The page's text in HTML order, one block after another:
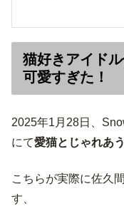
猫好きアイド
可愛すぎた！
2025年1月28日、
にて愛猫とじゃれあ
こちらが実際に佐久
す、